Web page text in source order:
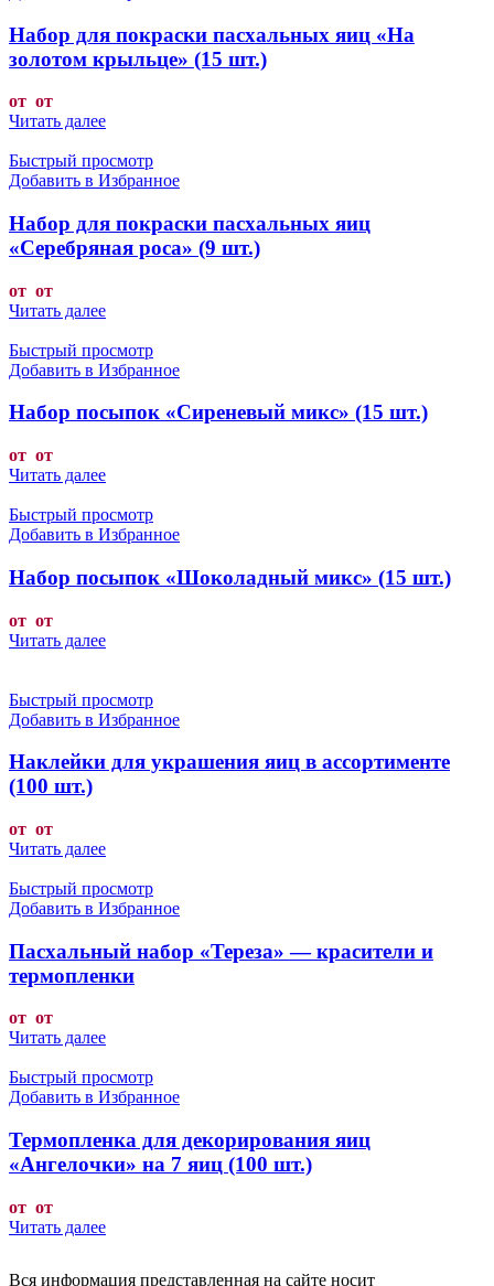
Набор для покраски пасхальных яиц «На
золотом крыльце» (15 шт.)
от от
Читать далее
Быстрый просмотр
Добавить в Избранное
Набор для покраски пасхальных яиц
«Серебряная роса» (9 шт.)
от от
Читать далее
Быстрый просмотр
Добавить в Избранное
Набор посыпок «Сиреневый микс» (15 шт.)
от от
Читать далее
Быстрый просмотр
Добавить в Избранное
Набор посыпок «Шоколадный микс» (15 шт.)
от от
Читать далее
Быстрый просмотр
Добавить в Избранное
Наклейки для украшения яиц в ассортименте
(100 шт.)
от от
Читать далее
Быстрый просмотр
Добавить в Избранное
Пасхальный набор «Тереза» — красители и
термопленки
от от
Читать далее
Быстрый просмотр
Добавить в Избранное
Термопленка для декорирования яиц
«Ангелочки» на 7 яиц (100 шт.)
от от
Читать далее
Вся информация представленная на сайте носит